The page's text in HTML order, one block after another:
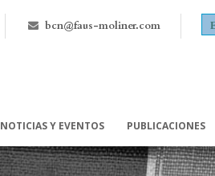
bcn@faus-moliner.com
NOTICIAS Y EVENTOS PUBLICACIONES